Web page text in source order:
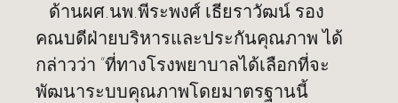
ด้านผศ.นพ.พีระพงศ์ เธียราวัฒน์ รอง
คณบดีฝ่ายบริหารและประกันคุณภาพ ได้
กล่าวว่า “ที่ทางโรงพยาบาลได้เลือกที่จะ
พัฒนาระบบคุณภาพโดยมาตรฐานนี้